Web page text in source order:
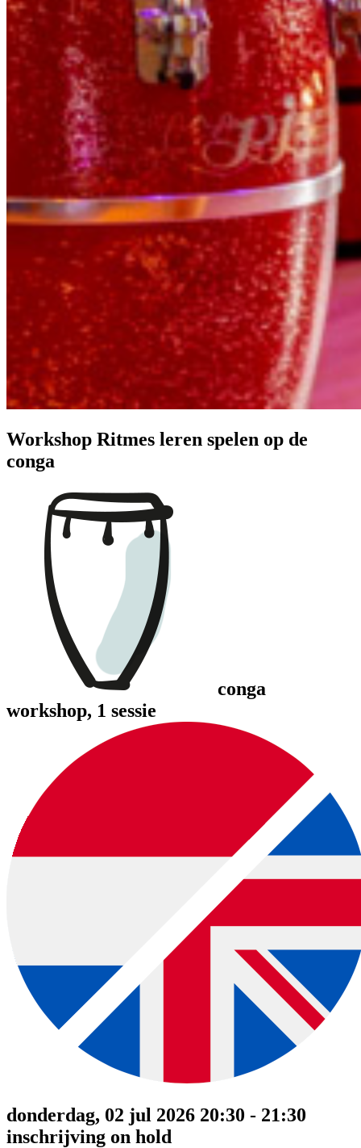
Workshop Ritmes leren spelen op de
conga
conga
workshop, 1 sessie
donderdag, 02 jul 2026 20:30 - 21:30
inschrijving on hold